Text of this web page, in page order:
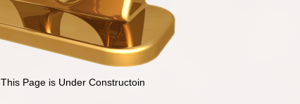
This Page is Under Constructoin